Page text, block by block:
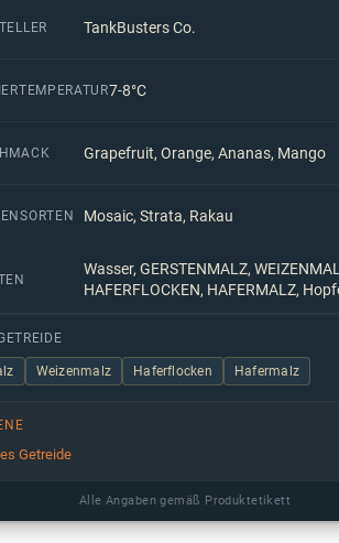
TankBusters Co.
7-8°C
Grapefruit, Orange, Ananas, Mango
Mosaic, Strata, Rakau
Wasser, GERSTENMALZ,
HAFERFLOCKEN, HAFERMALZ,
Weizenmalz Haferflocken Hafermalz
Getreide
Alle Angaben gemäß Produktetikett